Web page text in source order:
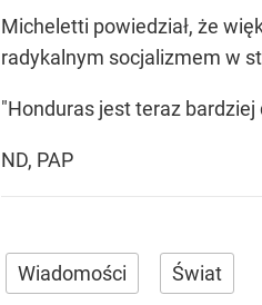
Micheletti powiedział, że
radykalnym socjalizmem w
"Honduras jest teraz
ND, PAP
Wiadomości Świat